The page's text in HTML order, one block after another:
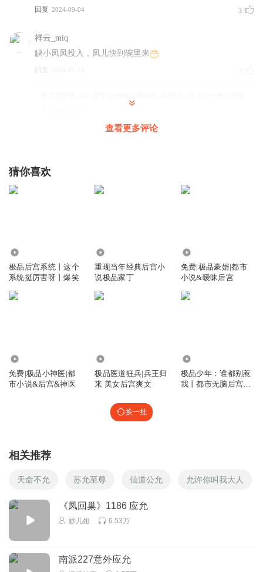
回复 2024-09-04 3
祥云_miq
缺小凤凤投入，凤儿快到碗里来
回复
回复
凤姐：“好你个贾珩，有元春就忘了老娘了？”
回复 2026-03-16 2
薛宝钗这娘们最阴毒了，得小心着点。
查看更多评论
猜你喜欢
极品后宫系统丨这个
系统挺厉害呀丨爆笑
重现当年经典后宫小
说极品家丁
免费|极品豪婿|都市
小说&暧昧后宫
免费|极品小神医|都
市小说&后宫&神医
极品医道狂兵|兵王归
来 美女后宫爽文
极品少年：谁都别惹
我丨都市无脑后宫爽
换一批
相关推荐
天命不允 苏允至尊 仙道公允 允许你叫我大人
《凤回巢》1186 应允
妙儿姐 6.53万
南派227意外应允